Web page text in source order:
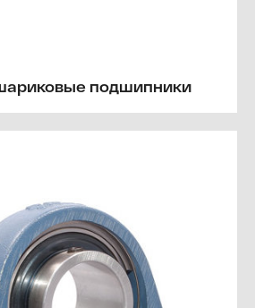
подшипники